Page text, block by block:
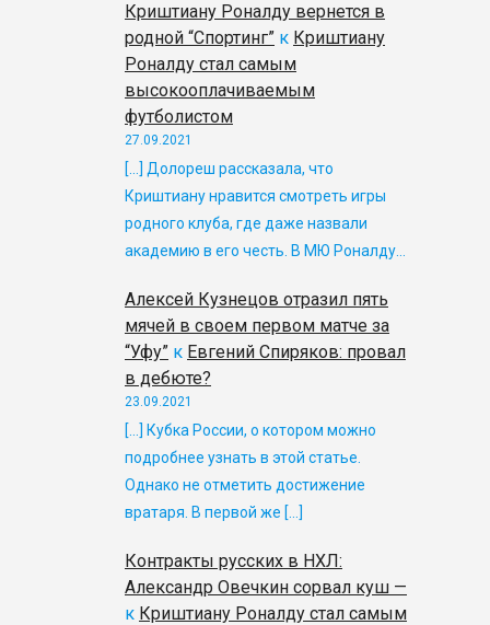
Криштиану Роналду вернется в
родной “Спортинг” к Криштиану
Роналду стал самым
высокооплачиваемым
футболистом
27.09.2021
[…] Долореш рассказала, что
Криштиану нравится смотреть игры
родного клуба, где даже назвали
академию в его честь. В МЮ Роналду…
Алексей Кузнецов отразил пять
мячей в своем первом матче за
“Уфу” к Евгений Спиряков: провал
в дебюте?
23.09.2021
[…] Кубка России, о котором можно
подробнее узнать в этой статье.
Однако не отметить достижение
вратаря. В первой же […]
Контракты русских в НХЛ:
Александр Овечкин сорвал куш —
к Криштиану Роналду стал самым